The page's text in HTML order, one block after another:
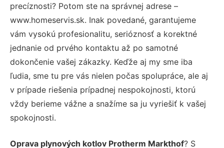
precíznosti? Potom ste na správnej adrese –
www.homeservis.sk. Inak povedané, garantujeme
vám vysokú profesionalitu, serióznosť a korektné
jednanie od prvého kontaktu až po samotné
dokončenie vašej zákazky. Keďže aj my sme iba
ľudia, sme tu pre vás nielen počas spolupráce, ale aj
v prípade riešenia prípadnej nespokojnosti, ktorú
vždy berieme vážne a snažíme sa ju vyriešiť k vašej
spokojnosti.
Oprava plynových kotlov Protherm Markthof? S